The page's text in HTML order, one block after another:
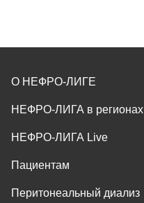
О НЕФРО-ЛИГЕ
НЕФРО-ЛИГА в регионах
НЕФРО-ЛИГА Live
Пациентам
Перитонеальный диализ